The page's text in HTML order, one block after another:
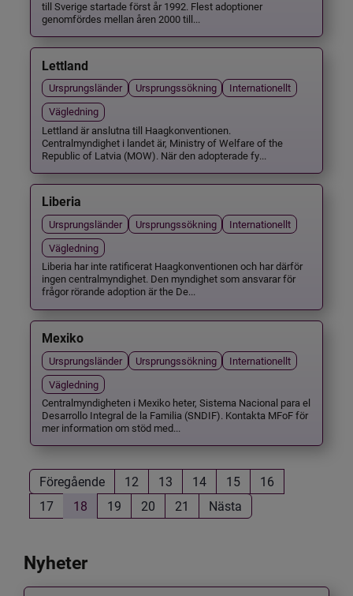
till Sverige startade först år 1992. Flest adoptioner
genomfördes mellan åren 2000 till...
Lettland
Ursprungsländer Ursprungssökning
Internationellt
Vägledning
Lettland är anslutna till Haagkonventionen.
Centralmyndighet i landet är, Ministry of Welfare of the
Republic of Latvia (MOW). När den adopterade fy...
Liberia
Ursprungsländer Ursprungssökning
Internationellt
Vägledning
Liberia har inte ratificerat Haagkonventionen och har därför
ingen centralmyndighet. Den myndighet som ansvarar för
frågor rörande adoption är the De...
Mexiko
Ursprungsländer Ursprungssökning
Internationellt
Vägledning
Centralmyndigheten i Mexiko heter, Sistema Nacional para el
Desarrollo Integral de la Familia (SNDIF). Kontakta MFoF för
mer information om stöd med...
Föregående 12 13 14 15
16
17
18 19 20 21 Nästa
Nyheter